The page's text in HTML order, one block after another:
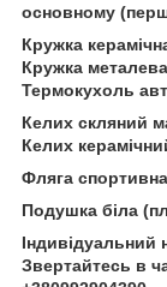
основному
Кружка
Кружка
Термокухоль
Келих скляний
Келих
Фляга
Подушка біла
Індивідуальний
Звертайтесь в